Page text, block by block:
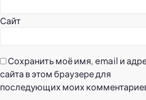
Сайт
Сохранить моё имя, email и
сайта в этом браузере для
последующих моих